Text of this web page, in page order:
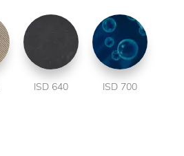
ISD 640 ISD 700